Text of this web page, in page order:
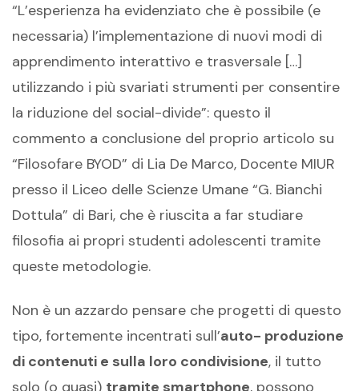
“L’esperienza ha evidenziato che è possibile (e
necessaria) l’implementazione di nuovi modi di
apprendimento interattivo e trasversale […]
utilizzando i più svariati strumenti per consentire
la riduzione del social-divide”: questo il
commento a conclusione del proprio articolo su
“Filosofare BYOD” di Lia De Marco, Docente MIUR
presso il Liceo delle Scienze Umane “G. Bianchi
Dottula” di Bari, che è riuscita a far studiare
filosofia ai propri studenti adolescenti tramite
queste metodologie.
Non è un azzardo pensare che progetti di questo
tipo, fortemente incentrati sull’auto- produzione
di contenuti e sulla loro condivisione, il tutto
solo (o quasi) tramite smartphone, possono